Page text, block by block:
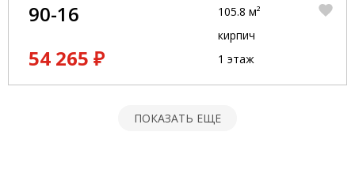
90-16
54 265 ₽
105.8 м²
кирпич
1 этаж
ПОКАЗАТЬ ЕЩЕ